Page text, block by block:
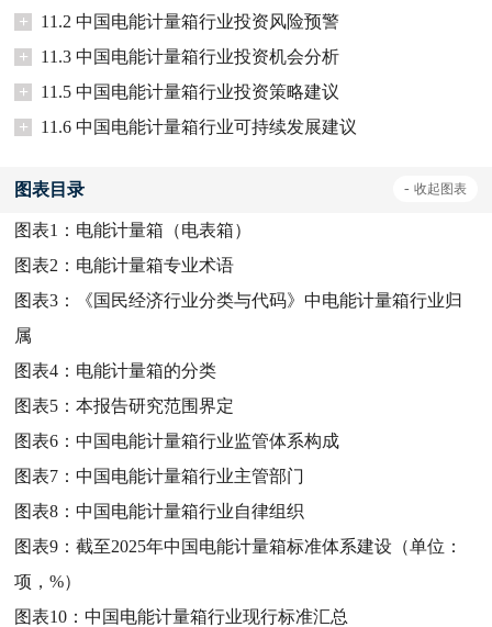
+
11.2 中国电能计量箱行业投资风险预警
+
11.3 中国电能计量箱行业投资机会分析
+
11.5 中国电能计量箱行业投资策略建议
+
11.6 中国电能计量箱行业可持续发展建议
图表目录 - 收起图表
图表1： 电能计量箱（电表箱）
图表2： 电能计量箱专业术语
图表3：
《国民经济行业分类与代码》中电能计量箱行业归
属
图表4： 电能计量箱的分类
图表5：本报告研究范围界定
图表6：中国电能计量箱行业监管体系构成
图表7：中国电能计量箱行业主管部门
图表8：中国电能计量箱行业自律组织
图表9：截至2025年中国电能计量箱标准体系建设（单位：
项，%）
图表10：中国电能计量箱行业现行标准汇总